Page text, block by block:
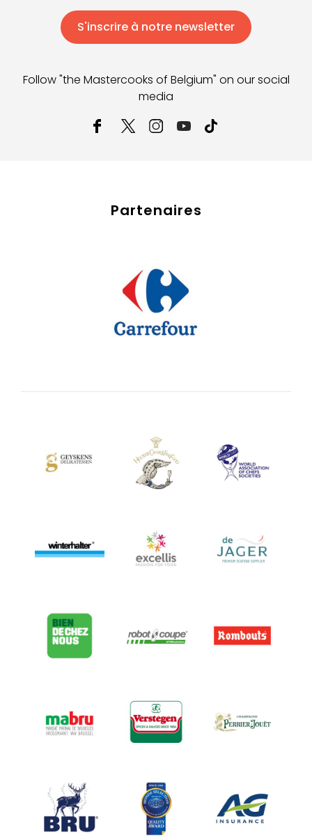
S'inscrire à notre newsletter
Follow "the Mastercooks of Belgium" on our social
media
Partenaires